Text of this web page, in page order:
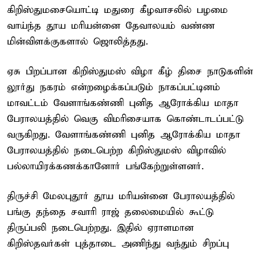
கிறிஸ்துமசையொட்டி மதுரை கீழவாசலில் பழமை
வாய்ந்த தூய மரியன்னை தேவாலயம் வண்ண
மின்விளக்குகளால் ஜொலித்தது.
ஏசு பிறப்பான கிறிஸ்துமஸ் விழா கீழ் திசை நாடுகளின்
லூர்து நகரம் என்றழைக்கப்படும் நாகப்பட்டினம்
மாவட்டம் வேளாங்கண்ணி புனித ஆரோக்கிய மாதா
பேராலயத்தில் வெகு விமரிசையாக கொண்டாடப்பட்டு
வருகிறது. வேளாங்கண்ணி புனித ஆரோக்கிய மாதா
பேராலயத்தில் நடைபெற்ற கிறிஸ்துமஸ் விழாவில்
பல்லாயிரக்கணக்கானோர் பங்கேற்றுள்ளனர்.
திருச்சி மேலபுதூர் தூய மரியன்னை பேராலயத்தில்
பங்கு தந்தை சவாரி ராஜ் தலைமையில் கூட்டு
திருப்பலி நடைபெற்றது. இதில் ஏராளமான
கிறிஸ்தவர்கள் புத்தாடை அணிந்து வந்தும் சிறப்பு